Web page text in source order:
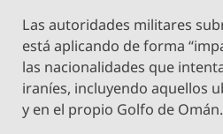
Las autoridades militares
está aplicando de forma
las nacionalidades que
iraníes, incluyendo aquellos
y en el propio Golfo de Omán.